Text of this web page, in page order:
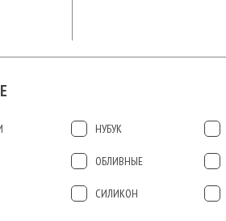
НУБУК
ОБЛИВНЫЕ
СИЛИКОН